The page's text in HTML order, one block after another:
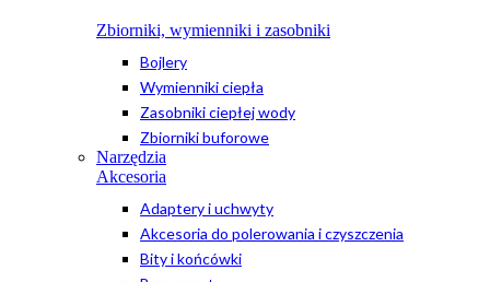
Zbiorniki, wymienniki i zasobniki
Bojlery
Wymienniki ciepła
Zasobniki ciepłej wody
Zbiorniki buforowe
Narzędzia
Akcesoria
Adaptery i uchwyty
Akcesoria do polerowania i czyszczenia
Bity i końcówki